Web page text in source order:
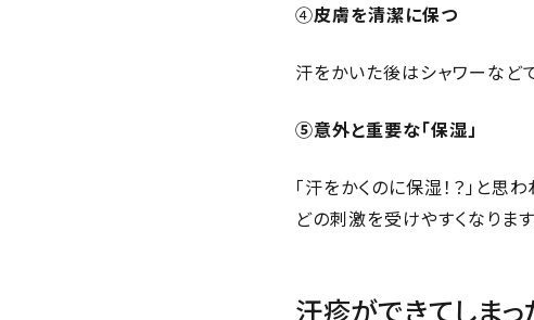
④皮膚を清潔に保つ
汗をかいた後はシャワーなど
⑤意外と重要な「保湿」
「汗をかくのに保湿！？」と
どの刺激を受けやすくなりま
汗疹ができてしま